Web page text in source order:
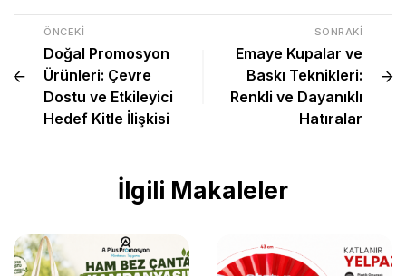
ÖNCEKI
Doğal Promosyon
Ürünleri: Çevre
Dostu ve Etkileyici
Hedef Kitle İlişkisi
SONRAKI
Emaye Kupalar ve
Baskı Teknikleri:
Renkli ve Dayanıklı
Hatıralar
İlgili Makaleler